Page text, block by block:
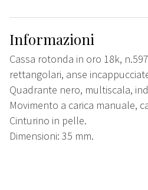
Informazioni
Cassa rotonda in oro 18k,
rettangolari, anse
Quadrante nero, multiscala,
Movimento a carica manuale,
Cinturino in pelle.
Dimensioni: 35 mm.